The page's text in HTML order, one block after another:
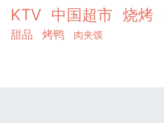
KTV 中国超市 烧烤
甜品
烤鸭 肉夹馍